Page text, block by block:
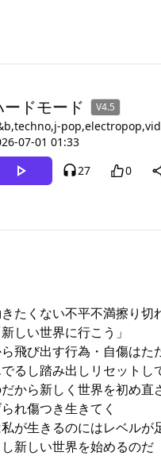
ードモード V4.5
07-01 01:33
27
0
たくない不平不満擦り切
しい世界に行こう」
飛び出す行為・自傷はた
るし踏み出しリセットし
から新しく世界を初め直
れ傷つき生きてく
が生きるのにはレベルが
新しい世界を始めるのだ